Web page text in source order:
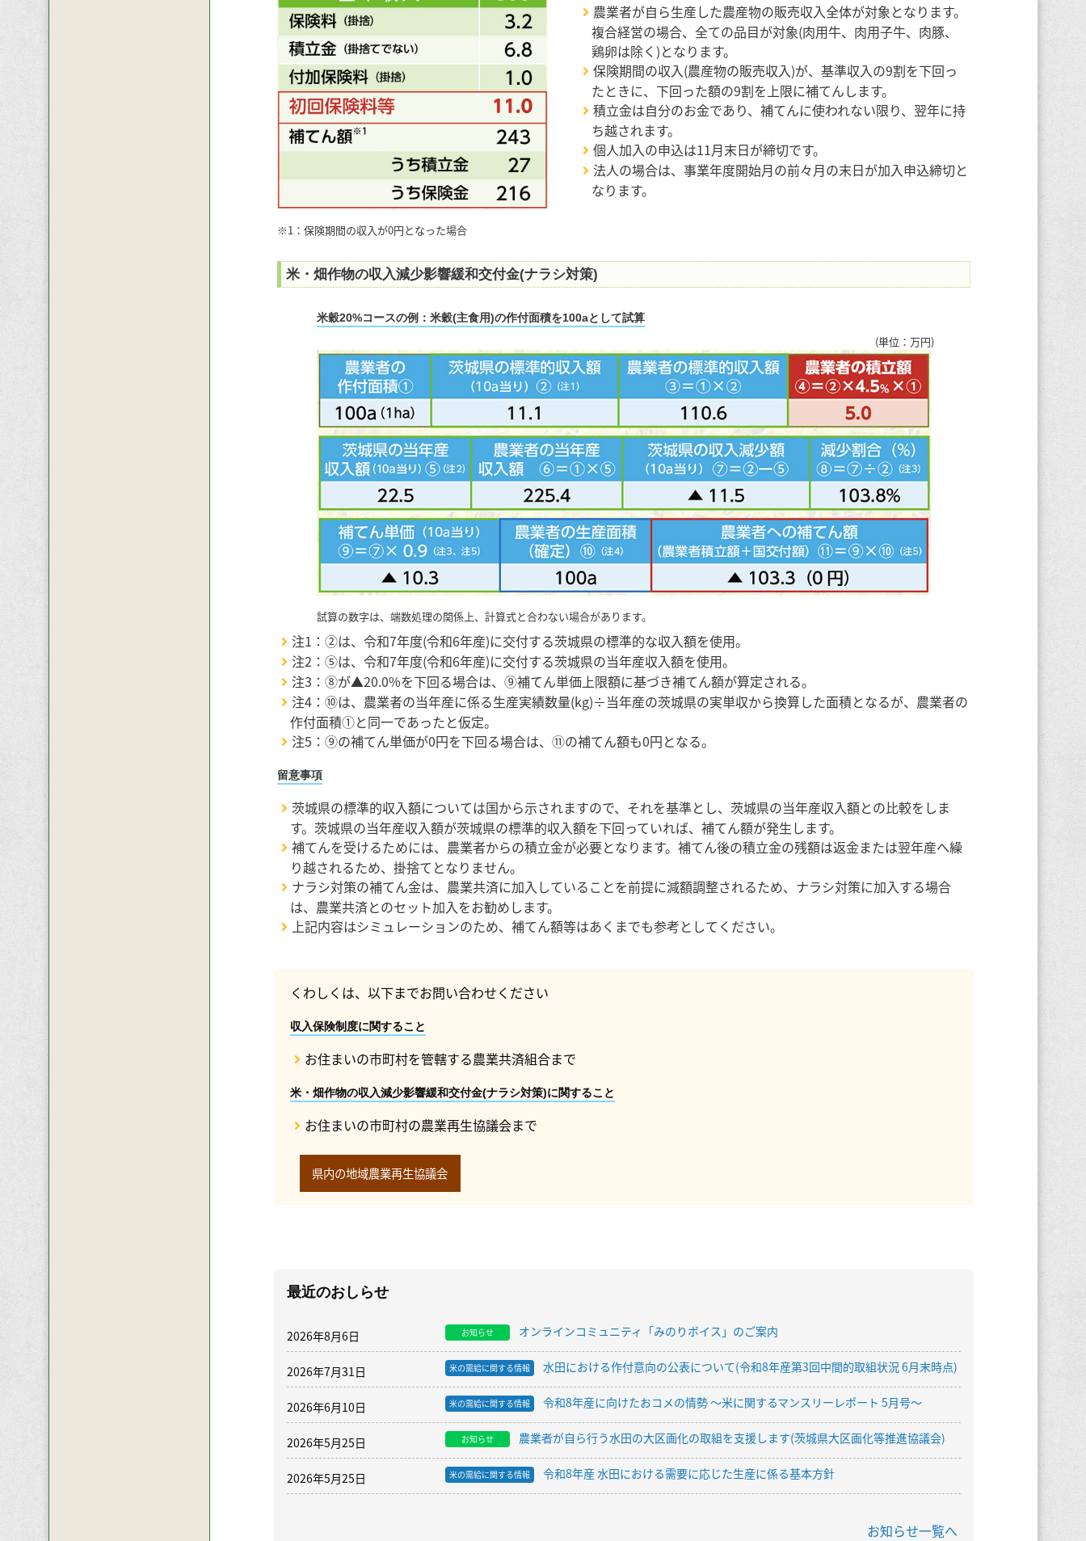
※1：保険期間の収入が0円となった場合
農業者が自ら生産した農産物の販売収入全体が対象となります。
複合経営の場合、全ての品目が対象(肉用牛、肉用子牛、肉豚、
鶏卵は除く)となります。
保険期間の収入(農産物の販売収入)が、基準収入の9割を下回っ
たときに、下回った額の9割を上限に補てんします。
積立金は自分のお金であり、補てんに使われない限り、翌年に持
ち越されます。
個人加入の申込は11月末日が締切です。
法人の場合は、事業年度開始月の前々月の末日が加入申込締切と
なります。
米・畑作物の収入減少影響緩和交付金(ナラシ対策)
米穀20%コースの例：米穀(主食用)の作付面積を100aとして試算
(単位：万円)
試算の数字は、端数処理の関係上、計算式と合わない場合があります。
注1：②は、令和7年度(令和6年産)に交付する茨城県の標準的な収入額を使用。
注2：⑤は、令和7年度(令和6年産)に交付する茨城県の当年産収入額を使用。
注3：⑧が▲20.0%を下回る場合は、⑨補てん単価上限額に基づき補てん額が算定される。
注4：⑩は、農業者の当年産に係る生産実績数量(kg)÷当年産の茨城県の実単収から換算した面積となるが、農業者の
作付面積①と同一であったと仮定。
注5：⑨の補てん単価が0円を下回る場合は、⑪の補てん額も0円となる。
留意事項
茨城県の標準的収入額については国から示されますので、それを基準とし、茨城県の当年産収入額との比較をしま
す。茨城県の当年産収入額が茨城県の標準的収入額を下回っていれば、補てん額が発生します。
補てんを受けるためには、農業者からの積立金が必要となります。補てん後の積立金の残額は返金または翌年産へ繰
り越されるため、掛捨てとなりません。
ナラシ対策の補てん金は、農業共済に加入していることを前提に減額調整されるため、ナラシ対策に加入する場合
は、農業共済とのセット加入をお勧めします。
上記内容はシミュレーションのため、補てん額等はあくまでも参考としてください。
くわしくは、以下までお問い合わせください
収入保険制度に関すること
お住まいの市町村を管轄する農業共済組合まで
米・畑作物の収入減少影響緩和交付金(ナラシ対策)に関すること
お住まいの市町村の農業再生協議会まで
県内の地域農業再生協議会
最近のおしらせ
2026年8月6日 お知らせ オンラインコミュニティ「みのりボイス」のご案内
2026年7月31日 米の需給に関する情報 水田における作付意向の公表について(令和8年産第3回中間的取組状況 6月末時点)
2026年6月10日 米の需給に関する情報 令和8年産に向けたおコメの情勢 〜米に関するマンスリーレポート 5月号〜
2026年5月25日 お知らせ 農業者が自ら行う水田の大区画化の取組を支援します(茨城県大区画化等推進協議会)
2026年5月25日 米の需給に関する情報 令和8年産 水田における需要に応じた生産に係る基本方針
お知らせ一覧へ